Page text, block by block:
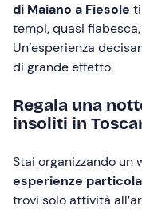
di Maiano a Fiesole
tempi, quasi
Un’esperienza
di grande effetto.
Regala una
insoliti in
Stai organizzando un
esperienze
trovi solo attività